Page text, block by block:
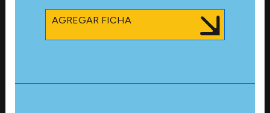
AGREGAR FICHA